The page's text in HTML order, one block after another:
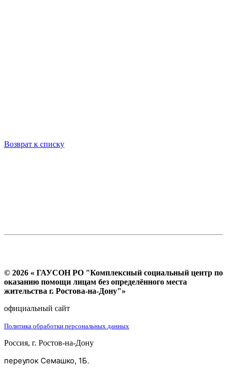
Возврат к списку
© 2026 « ГАУСОН РО "Комплексный социальный центр по
оказанию помощи лицам без определённого места
жительства г. Ростова-на-Дону"»
официальный сайт
Политика обработки персональных данных
Россия, г. Ростов-на-Дону
переулок Семашко, 1Б.